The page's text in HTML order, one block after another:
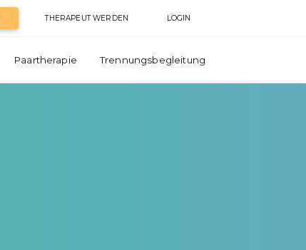
THERAPEUT WERDEN LOGIN
Paartherapie Trennungsbegleitung